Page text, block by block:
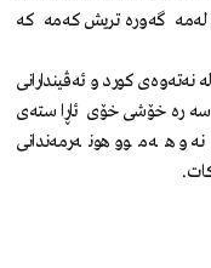
لەمە گەورەتریش کەمە کە
کورد و ئەڤیندارانی
سەرەخۆشی خۆی ئاڕاستەی
و هەموو هونەرمەندانى